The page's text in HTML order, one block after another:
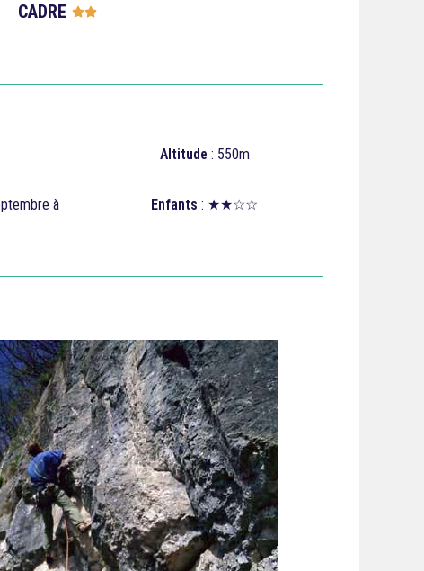
CADRE 
Altitude : 550m
à
Enfants : ★★☆☆